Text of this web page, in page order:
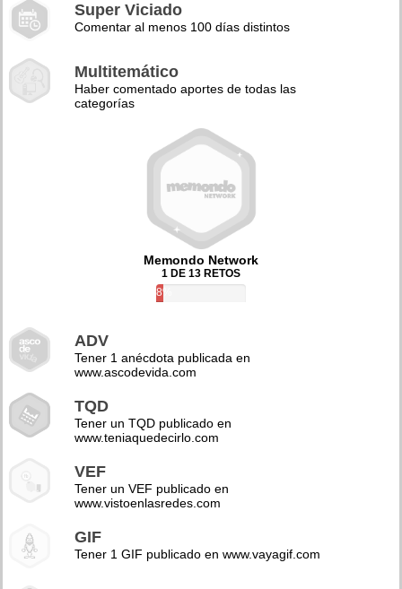
Super Viciado
Comentar al menos 100 días distintos
Multitemático
Haber comentado aportes de todas las
categorías
Memondo Network
1 DE 13 RETOS
8%
ADV
Tener 1 anécdota publicada en
www.ascodevida.com
TQD
Tener un TQD publicado en
www.teniaquedecirlo.com
VEF
Tener un VEF publicado en
www.vistoenlasredes.com
GIF
Tener 1 GIF publicado en www.vayagif.com